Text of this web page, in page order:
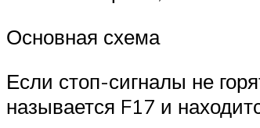
Основная схема
Если стоп-сигналы не
называется F17 и